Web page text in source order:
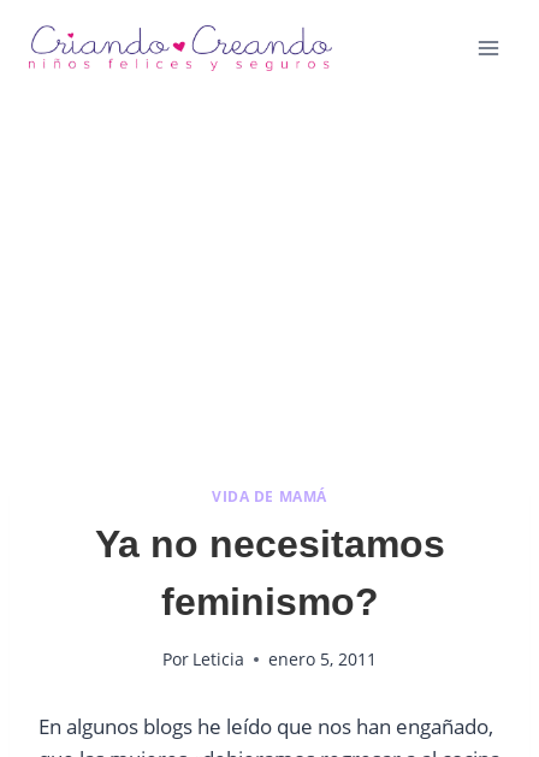
VIDA DE MAMÁ
Ya no necesitamos
feminismo?
Por Leticia enero 5, 2011
En algunos blogs he leído que nos han engañado,